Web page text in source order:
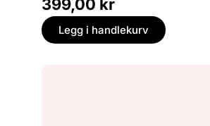
399,00 kr
Legg i handlekurv